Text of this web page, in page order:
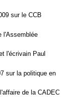
sur le CCB
l'Assemblée
l'écrivain Paul
sur la politique en
de la CADEC